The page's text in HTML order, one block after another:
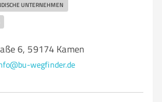
UNTERNEHMEN
6, 59174 Kamen
wegfinder.de